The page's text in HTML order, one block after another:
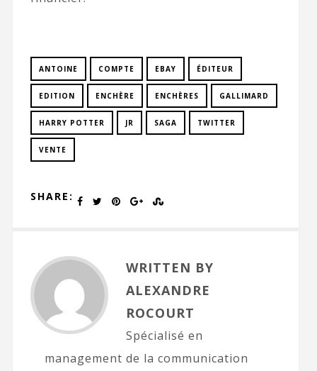
ANTOINE COMPTE EBAY ÉDITEUR
EDITION ENCHÈRE ENCHÈRES GALLIMARD
HARRY POTTER JR SAGA TWITTER
VENTE
SHARE:
WRITTEN BY
ALEXANDRE
ROCOURT
Spécialisé en
management de la communication